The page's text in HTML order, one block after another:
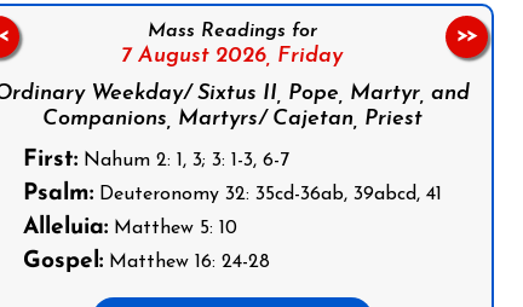
Mass Readings for
7 August 2026, Friday
Weekday/ Sixtus II, Pope, Martyr, and
Companions, Martyrs/ Cajetan, Priest
First:Nahum 2: 1, 3; 3: 1-3, 6-7
Psalm:Deuteronomy 32: 35cd-36ab, 39abcd, 41
Alleluia:Matthew 5: 10
Gospel:Matthew 16: 24-28
>>